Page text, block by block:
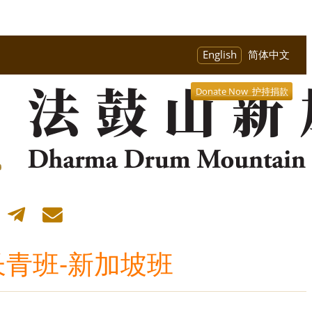
English 简体中文
Donate Now 护持捐款
班-新加坡班